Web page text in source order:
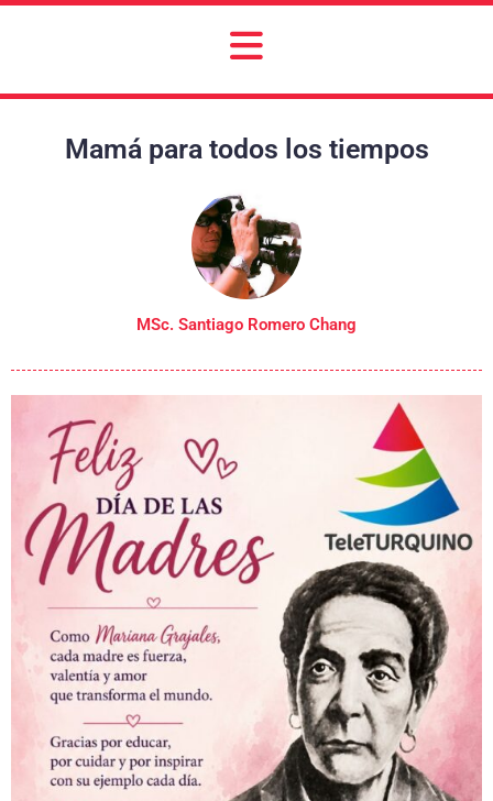
Mamá para todos los tiempos
MSc. Santiago Romero Chang